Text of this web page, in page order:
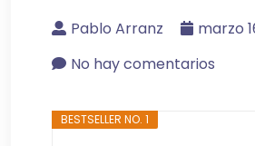
Pablo Arranz
marzo
No hay comentarios
BESTSELLER NO. 1